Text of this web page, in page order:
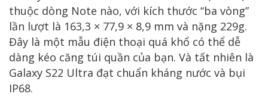
thuộc dòng Note nào, với kích thước “ba vòng”
lần lượt là 163,3 × 77,9 × 8,9 mm và nặng 229g.
Đây là một mẫu điện thoại quá khổ có thể dễ
dàng kéo căng túi quần của bạn. Và tất nhiên là
Galaxy S22 Ultra đạt chuẩn kháng nước và bụi
IP68.